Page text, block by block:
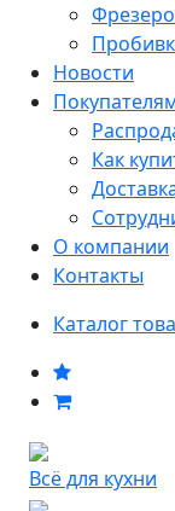
Новости
Как
О компании
Контакты
Каталог
Всё для кухни